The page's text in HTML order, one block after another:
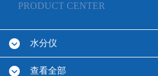
PRODUCT CENTER
水分仪
查看全部